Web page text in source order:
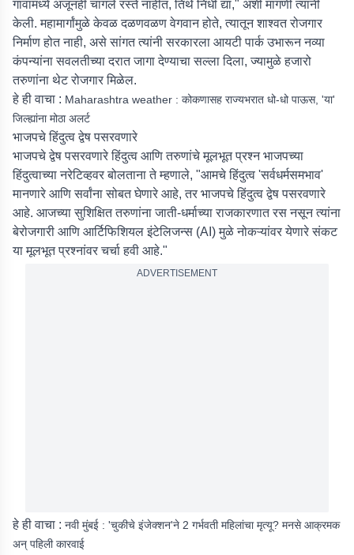
गावांमध्ये अजूनही चांगले रस्ते नाहीत, तिथे निधी द्या," अशी मागणी त्यांनी
केली. महामार्गांमुळे केवळ दळणवळण वेगवान होते, त्यातून शाश्वत रोजगार
निर्माण होत नाही, असे सांगत त्यांनी सरकारला आयटी पार्क उभारून नव्या
कंपन्यांना सवलतीच्या दरात जागा देण्याचा सल्ला दिला, ज्यामुळे हजारो
तरुणांना थेट रोजगार मिळेल.
हे ही वाचा : Maharashtra weather : कोकणासह राज्यभरात धो-धो पाऊस, 'या'
जिल्ह्यांना मोठा अलर्ट
भाजपचे हिंदुत्व द्वेष पसरवणारे
भाजपचे द्वेष पसरवणारे हिंदुत्व आणि तरुणांचे मूलभूत प्रश्न भाजपच्या
हिंदुत्वाच्या नरेटिव्हवर बोलताना ते म्हणाले, "आमचे हिंदुत्व 'सर्वधर्मसमभाव'
मानणारे आणि सर्वांना सोबत घेणारे आहे, तर भाजपचे हिंदुत्व द्वेष पसरवणारे
आहे. आजच्या सुशिक्षित तरुणांना जाती-धर्माच्या राजकारणात रस नसून त्यांना
बेरोजगारी आणि आर्टिफिशियल इंटेलिजन्स (AI) मुळे नोकऱ्यांवर येणारे संकट
या मूलभूत प्रश्नांवर चर्चा हवी आहे."
ADVERTISEMENT
हे ही वाचा : नवी मुंबई : 'चुकीचे इंजेक्शन'ने 2 गर्भवती महिलांचा मृत्यू? मनसे आक्रमक
अन् पहिली कारवाई